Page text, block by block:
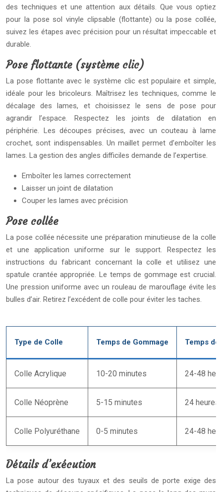
des techniques et une attention aux détails. Que vous optiez
pour la pose sol vinyle clipsable (flottante) ou la pose collée,
suivez les étapes avec précision pour un résultat impeccable et
durable.
Pose flottante (système clic)
La pose flottante avec le système clic est populaire et simple,
idéale pour les bricoleurs. Maîtrisez les techniques, comme le
décalage des lames, et choisissez le sens de pose pour
agrandir l’espace. Respectez les joints de dilatation en
périphérie. Les découpes précises, avec un couteau à lame
crochet, sont indispensables. Un maillet permet d’emboîter les
lames. La gestion des angles difficiles demande de l’expertise.
Emboîter les lames correctement
Laisser un joint de dilatation
Couper les lames avec précision
Pose collée
La pose collée nécessite une préparation minutieuse de la colle
et une application uniforme sur le support. Respectez les
instructions du fabricant concernant la colle et utilisez une
spatule crantée appropriée. Le temps de gommage est crucial.
Une pression uniforme avec un rouleau de marouflage évite les
bulles d’air. Retirez l’excédent de colle pour éviter les taches.
Type de Colle Temps de Gommage Temps de
Colle Acrylique 10-20 minutes 24-48
Colle Néoprène 5-15 minutes 24 heures
Colle Polyuréthane 0-5 minutes 24-48
Détails d’exécution
La pose autour des tuyaux et des seuils de porte exige des